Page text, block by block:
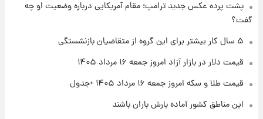
۱ روز پیش
۱ روز پیش
شد
پشت پرده عکس جدید ترامپ؛ مقام آمریکایی درباره وضعیت او چه
گفت؟
۵ سال کار بیشتر برای این گروه از متقاضیان بازنشستگی
قیمت دلار در بازار آزاد امروز جمعه ۱۶ مرداد ۱۴۰۵
قیمت طلا و سکه امروز جمعه ۱۶ مرداد ۱۴۰۵ +جدول
این مناطق کشور آماده بارش باران باشند